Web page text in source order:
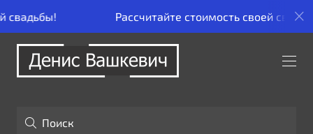
Рассчитайте стоимость своей свадьбы!